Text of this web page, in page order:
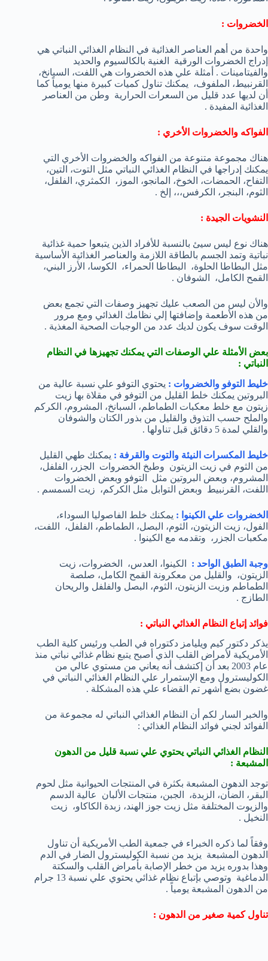
الخضروات :
واحدة من أهم العناصر الغذائية في النظام الغذائي النباتي هي
إدراج الخضروات الورقية الغنية بالكالسيوم والحديد
والفيتامينات . أمثلة علي هذه الخضروات هي اللفت، السبانخ،
القرنبيط، الملفوف، يمكنك تناول كميات كبيرة منها يومياً كما
أن لديها عدد قليل من السعرات الحرارية وطن من العناصر
الغذائية المفيدة .
الفواكه والخضروات الأخري :
هناك مجموعة متنوعة من الفواكه والخضروات الأخري التي
يمكنك إدراجها في النظام الغذائي النباتي مثل التوت، التين،
التفاح، الحمضات، الخوخ، المانجو، الموز، الكمثري، الفلفل،
الثوم، البنجر، الكرفس،،، إلخ .
النشويات الجيدة :
هناك نوع ليس سيئ بالنسبة للأفراد الذين يتبعوا حمية غذائية
نباتية وتمد الجسم بالطاقة اللازمة والعناصر الغذائية الأساسية
مثل البطاطا الحلوة، البطاطا الحمراء، الكوسا، الأرز البني،
القمح الكامل، الشوفان .
والأن ليس من الصعب عليك تجهيز وصفات التي تجمع بعض
من هذه الأطعمة وإضافتها إلي نظامك الغذائي ومع مرور
الوقت سوف يكون لديك عدد من الوجبات الصحية المغذية .
بعض الأمثلة علي الوصفات التي يمكنك تجهيزها في النظام
النباتي :
خليط التوفو والخضروات : يحتوي التوفو علي نسبة عالية من
البروتين يمكنك خلط القليل من التوفو في مقلاة بها زيت
زيتون مع خلط معكبات الطماطم، السبانخ، المشروم، الكركم
والملح حسب التذوق والقليل من بذور الكتان والشوفان
والقلي لمدة 5 دقائق قبل تناولها .
خليط المكسرات النيئة والتوت والقرفة : يمكنك طهي القليل
من الثوم في زيت الزيتون وطبخ الخضروات الجزر، الفلفل،
المشروم، وبعض البروتين مثل التوفو وبعض الخضروات
اللفت، القرنبيط وبعض التوابل مثل الكركم، زيت السمسم .
الخضروات علي الكينوا : يمكنك خلط الفاصوليا السوداء،
الفول، زيت الزيتون، الثوم، البصل، الطماطم، الفلفل، اللفت،
مكعبات الجزر، وتقدمه مع الكينوا .
وجبة الطبق الواحد :
الكينوا، العدس، الخضروات، زيت
الزيتون، والقليل من معكرونة القمح الكامل، صلصة
الطماطم وزيت الزيتون، الثوم، البصل والفلفل والريحان
الطازج .
فوائد إتباع النظام الغذائي النباتي :
يذكر دكتور كيم ويليامز دكتوراه في الطب ورئيس كلية الطب
الأمريكية لأمراض القلب الذي أصبح يتبع نظام غذائي نباتي منذ
عام 2003 بعد أن إكتشف أنه يعاني من مستوي عالي من
الكوليسترول ومع الإستمرار علي النظام الغذائي النباتي في
غضون بضع أشهر تم القضاء علي هذه المشكلة .
والخبر السار لكم أن النظام الغذائي النباتي له مجموعة من
الفوائد لجني فوائد النظام الغذائي :
النظام الغذائي النباتي يحتوي علي نسبة قليل من الدهون
المشبعة :
توجد الدهون المشبعة بكثرة في المنتجات الحيوانية مثل لحوم
البقر، الضأن، الزبدة، الجبن، منتجات الألبان عالية الدسم
والزيوت المختلفة مثل زيت جوز الهند، زبدة الكاكاو، زيت
النخيل .
وفقاً لما ذكره الخبراء في جمعية الطب الأمريكية أن تناول
الدهون المشبعة يزيد من نسبة الكوليسترول الضار في الدم
وهذا بدوره يزيد من خطر الإصابة بأمراض القلب والسكتة
الدماغية وتوصي بإتباع نظام غذائي يحتوي علي نسبة 13 جرام
من الدهون المشبعة يومياً .
تناول كمية صغير من الدهون :